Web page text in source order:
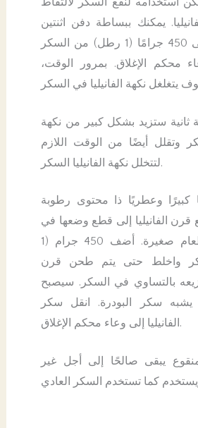
يمكنك ببساطة دفن اثنتين
إلى 450 جرامًا (1 رطل) من السكر
محكم الإغلاق. بمرور الوقت،
ثانية ستزيد بشكل كبير من نكهة
وتقلل أيضًا من الوقت اللازم
لتتخلل نكهة الفانيليا السكر.
كبيرًا وعطريًا ذا محتوى رطوبة
قرن الفانيليا إلى قطع وضعها في
وعاء محضرة طعام صغيرة. أضف 450 جرام (1
واخلط حتى يتم طحن قرن
بالتساوي في السكر. سيصبح
سكر البودرة. انقل سكر
الفانيليا إلى وعاء محكم الإغلاق.
يبقى صالحًا إلى أجل غير